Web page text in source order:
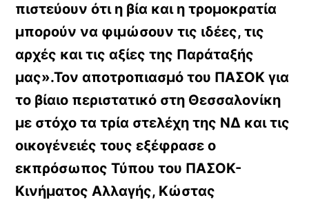
πιστεύουν ότι η βία και η τρομοκρατία
μπορούν να φιμώσουν τις ιδέες, τις
αρχές και τις αξίες της Παράταξής
μας».Τον αποτροπιασμό του ΠΑΣΟΚ για
το βίαιο περιστατικό στη Θεσσαλονίκη
με στόχο τα τρία στελέχη της ΝΔ και τις
οικογένειές τους εξέφρασε ο
εκπρόσωπος Τύπου του ΠΑΣΟΚ-
Κινήματος Αλλαγής, Κώστας